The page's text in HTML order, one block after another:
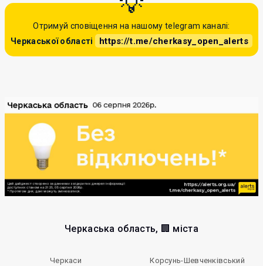
Отримуй сповіщення на нашому telegram каналі:
Черкаської області
https://t.me/cherkasy_open_alerts
Черкаська область, 🏢 міста
Черкаси
Корсунь-Шевченківський